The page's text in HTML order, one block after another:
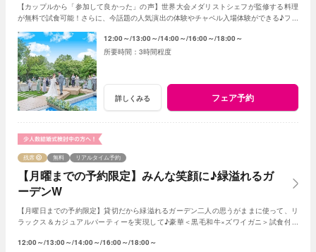
【カップルから「参加して良かった」の声】世界大会メダリストシェフが監修する料理
が無料で試食可能！さらに、今話題の人気演出の体験やチャペル入場体験ができる♪フェ
12:00～ 13:00～ 14:00～ 16:00～ 18:00～
3時間程度
詳しくみる フェア予約
【月曜までの予約限定】みんな笑顔に♪緑溢れるガ
ーデンW
残席 無料 リアルタイム予約
【月曜日までの予約限定】貸切だから緑溢れるガーデン二人の思うがままに使って、リ
ラックス＆カジュアルパーティーを実現して♪豪華＜黒毛和牛×ズワイガニ＞試食付き
12:00～ 13:00～ 14:00～ 16:00～ 18:00～